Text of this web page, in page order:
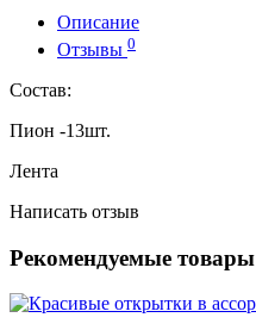
Описание
Отзывы 0
Состав:
Пион -13шт.
Лента
Написать отзыв
Рекомендуемые товары